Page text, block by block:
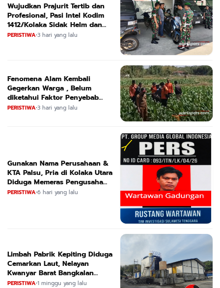
Wujudkan Prajurit Tertib dan
Profesional, Pasi Intel Kodim
1412/Kolaka Sidak Helm dan
Kendaraan
PERISTIWA•3 hari yang lalu
Fenomena Alam Kembali
Gegerkan Warga , Belum
diketahui Faktor Penyebab
Suara
PERISTIWA•3 hari yang lalu
Gunakan Nama Perusahaan &
KTA Palsu, Pria di Kolaka Utara
Diduga Memeras Pengusaha
Tambang dan Minyak
PERISTIWA•6 hari yang lalu
Limbah Pabrik Kepiting Diduga
Cemarkan Laut, Nelayan
Kwanyar Barat Bangkalan
Desak DLH Turun Tangan
PERISTIWA•1 minggu yang lalu